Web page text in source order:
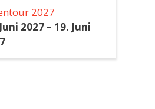
2027
2027 – 19. Juni